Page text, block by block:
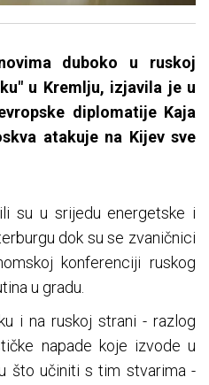
duboko u ruskoj
u Kremlju, izjavila je u
diplomatije Kaja
atakuje na Kijev sve
su u srijedu energetske i
dok su se zvaničnici
konferenciji ruskog
u gradu.
i na ruskoj strani - razlog
napade koje izvode u
što učiniti s tim stvarima -